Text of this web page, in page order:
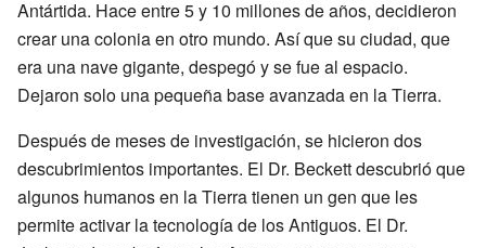
Antártida. Hace entre 5 y 10 millones de años, decidieron
crear una colonia en otro mundo. Así que su ciudad, que
era una nave gigante, despegó y se fue al espacio.
Dejaron solo una pequeña base avanzada en la Tierra.
Después de meses de investigación, se hicieron dos
descubrimientos importantes. El Dr. Beckett descubrió que
algunos humanos en la Tierra tienen un gen que les
permite activar la tecnología de los Antiguos. El Dr.